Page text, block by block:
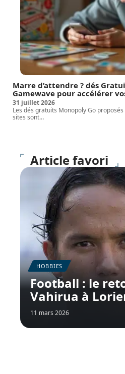
Marre d’attendre ? dés
Gamewave pour accélérer
31 juillet 2026
Les dés gratuits Monopoly Go
sites sont…
Article favori
HOBBIES
Football : le
Vahirua à
11 mars 2026